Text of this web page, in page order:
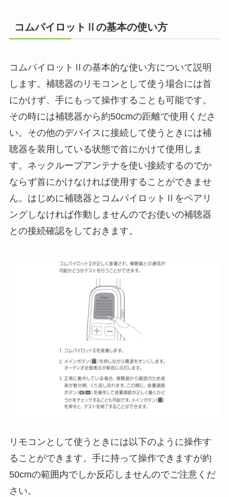
コムパイロットⅡの基本の使い方
コムパイロットⅡの基本的な使い方について説明
します。補聴器のリモコンとして使う場合には首
にかけず、手にもって操作することも可能です。
その時には補聴器から約50cmの距離で使用くださ
い。その他のデバイスに接続して使うときには補
聴器を装用している状態で首にかけて使用しま
す。ネックループアンテナを使い接続するのでか
ならず首にかけなければ使用することができませ
ん。はじめに補聴器とコムパイロットⅡをペアリ
ングしなければ作動しませんのでお使いの補聴器
との接続確認をしておきます。
リモコンとして使うときには以下のように操作す
ることができます。手に持って操作できますが約
50cmの範囲内でしか反応しませんのでご注意くだ
さい。